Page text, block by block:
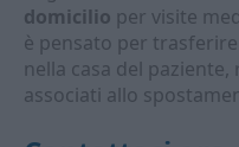
domicilio per visite
è pensato per
nella casa del
associati allo